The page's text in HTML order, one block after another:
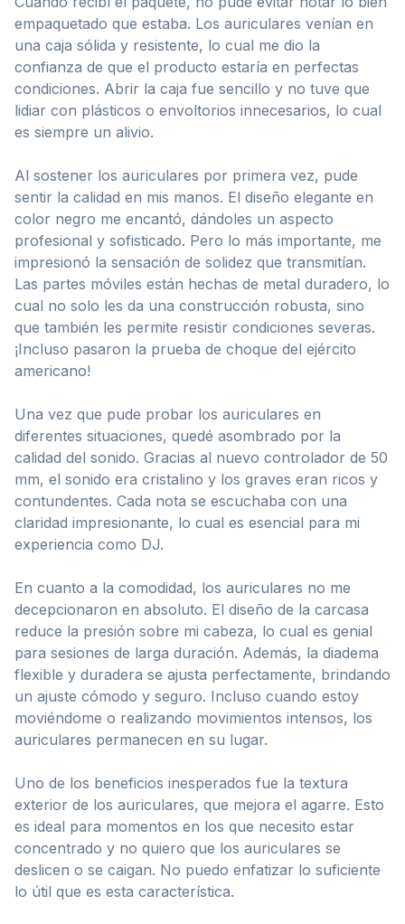
empaquetado que estaba. Los auriculares venían en
una caja sólida y resistente, lo cual me dio la
confianza de que el producto estaría en perfectas
condiciones. Abrir la caja fue sencillo y no tuve que
lidiar con plásticos o envoltorios innecesarios, lo cual
es siempre un alivio.
Al sostener los auriculares por primera vez, pude
sentir la calidad en mis manos. El diseño elegante en
color negro me encantó, dándoles un aspecto
profesional y sofisticado. Pero lo más importante, me
impresionó la sensación de solidez que transmitían.
Las partes móviles están hechas de metal duradero, lo
cual no solo les da una construcción robusta, sino
que también les permite resistir condiciones severas.
¡Incluso pasaron la prueba de choque del ejército
americano!
Una vez que pude probar los auriculares en
diferentes situaciones, quedé asombrado por la
calidad del sonido. Gracias al nuevo controlador de 50
mm, el sonido era cristalino y los graves eran ricos y
contundentes. Cada nota se escuchaba con una
claridad impresionante, lo cual es esencial para mi
experiencia como DJ.
En cuanto a la comodidad, los auriculares no me
decepcionaron en absoluto. El diseño de la carcasa
reduce la presión sobre mi cabeza, lo cual es genial
para sesiones de larga duración. Además, la diadema
flexible y duradera se ajusta perfectamente, brindando
un ajuste cómodo y seguro. Incluso cuando estoy
moviéndome o realizando movimientos intensos, los
auriculares permanecen en su lugar.
Uno de los beneficios inesperados fue la textura
exterior de los auriculares, que mejora el agarre. Esto
es ideal para momentos en los que necesito estar
concentrado y no quiero que los auriculares se
deslicen o se caigan. No puedo enfatizar lo suficiente
lo útil que es esta característica.